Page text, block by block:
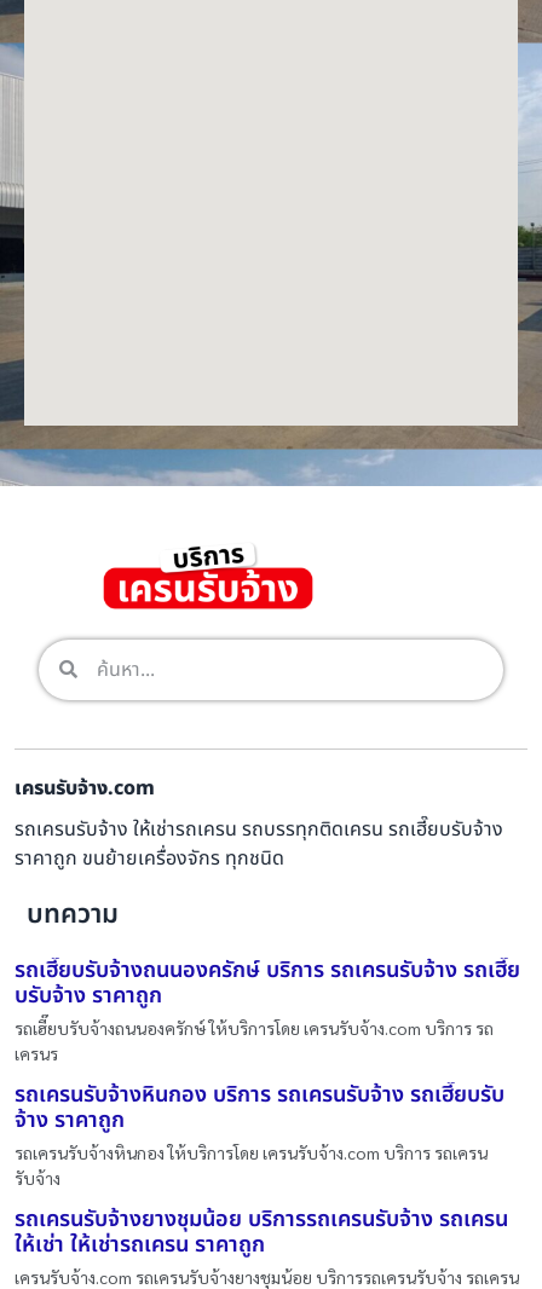
เครนรับจ้าง.com
รถเครนรับจ้าง ให้เช่ารถเครน รถบรรทุกติดเครน รถเฮี๊ยบรับจ้าง
ราคาถูก ขนย้ายเครื่องจักร ทุกชนิด
บทความ
รถเฮี๊ยบรับจ้างถนนองครักษ์ บริการ รถเครนรับจ้าง รถเฮี๊ย
บรับจ้าง ราคาถูก
รถเฮี๊ยบรับจ้างถนนองครักษ์ ให้บริการโดย เครนรับจ้าง.com บริการ รถ
เครนร
รถเครนรับจ้างหินกอง บริการ รถเครนรับจ้าง รถเฮี๊ยบรับ
จ้าง ราคาถูก
รถเครนรับจ้างหินกอง ให้บริการโดย เครนรับจ้าง.com บริการ รถเครน
รับจ้าง
รถเครนรับจ้างยางชุมน้อย บริการรถเครนรับจ้าง รถเครน
ให้เช่า ให้เช่ารถเครน ราคาถูก
เครนรับจ้าง.com รถเครนรับจ้างยางชุมน้อย บริการรถเครนรับจ้าง รถเครน